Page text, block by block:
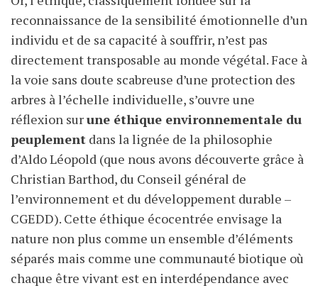
reconnaissance de la sensibilité émotionnelle d’un
individu et de sa capacité à souffrir, n’est pas
directement transposable au monde végétal. Face à
la voie sans doute scabreuse d’une protection des
arbres à l’échelle individuelle, s’ouvre une
réflexion surune éthique environnementale du
peuplement dans la lignée de la philosophie
d’Aldo Léopold (que nous avons découverte grâce à
Christian Barthod, du Conseil général de
l’environnement et du développement durable –
CGEDD). Cette éthique écocentrée envisage la
nature non plus comme un ensemble d’éléments
séparés mais comme une communauté biotique où
chaque être vivant est en interdépendance avec